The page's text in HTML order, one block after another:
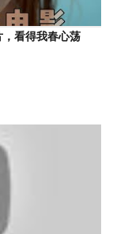
，看得我春心荡